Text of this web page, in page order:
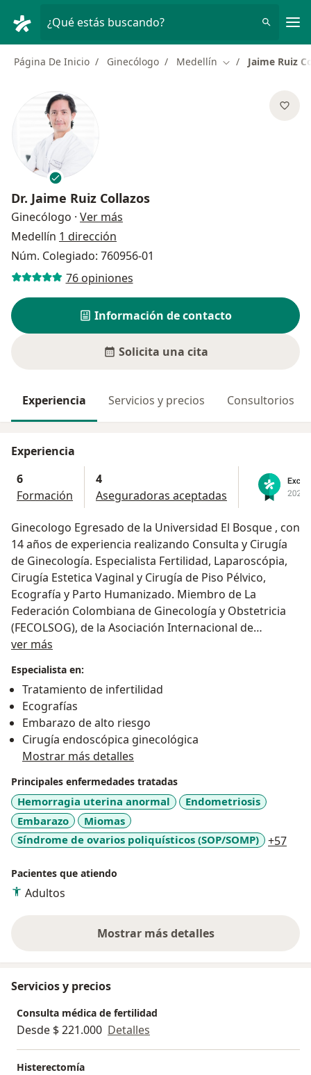
¿Qué estás buscando?
Página De Inicio Ginecólogo Medellín Cambiar de ciudad
Jaime Ruiz
Dr. Jaime Ruiz Collazos
Ginecólogo · Ver más
Medellín 1 dirección
Núm. Colegiado: 760956-01
76 opiniones
Información de contacto
Solicita una cita
Experiencia Servicios y precios Consultorios
Experiencia
6
Formación
4
Aseguradoras aceptadas
Ginecologo Egresado de la Universidad El Bosque , con
14 años de experiencia realizando Consulta y Cirugía
de Ginecología. Especialista Fertilidad, Laparoscópia,
Cirugía Estetica Vaginal y Cirugía de Piso Pélvico,
Ecografía y Parto Humanizado. Miembro de La
Federación Colombiana de Ginecología y Obstetricia
(FECOLSOG), de la Asociación Internacional de
Uroginecología (IUGA), y de la Asociación Antioqueña
Nacionales, Docente Universitario de la Universidad de
Antioquia y la Universidad C.E.S y Coordinador
Académico para la Asociación Antioqueña de
Ginecología y Obstetricia (ASAGIO).
ver más
Especialista en:
Tratamiento de infertilidad
Ecografías
Embarazo de alto riesgo
Cirugía endoscópica ginecológica
Mostrar más detalles
Principales enfermedades tratadas
Hemorragia uterina anormal
Endometriosis
Embarazo
Miomas
Síndrome de ovarios poliquísticos (SOP/SOMP)
+57
Pacientes que atiendo
Adultos
Mostrar más detalles
sobre la experiencia
Servicios y precios
Consulta médica de fertilidad
Desde $ 221.000 Detalles
Histerectomía